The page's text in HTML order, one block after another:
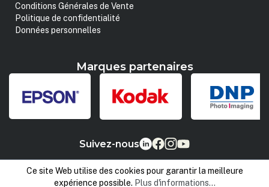
Conditions Générales de Vente
Politique de confidentialité
Données personnelles
Marques partenaires
Suivez-nous
Ce site Web utilise des cookies pour garantir la meilleure
expérience possible. Plus d'informations...